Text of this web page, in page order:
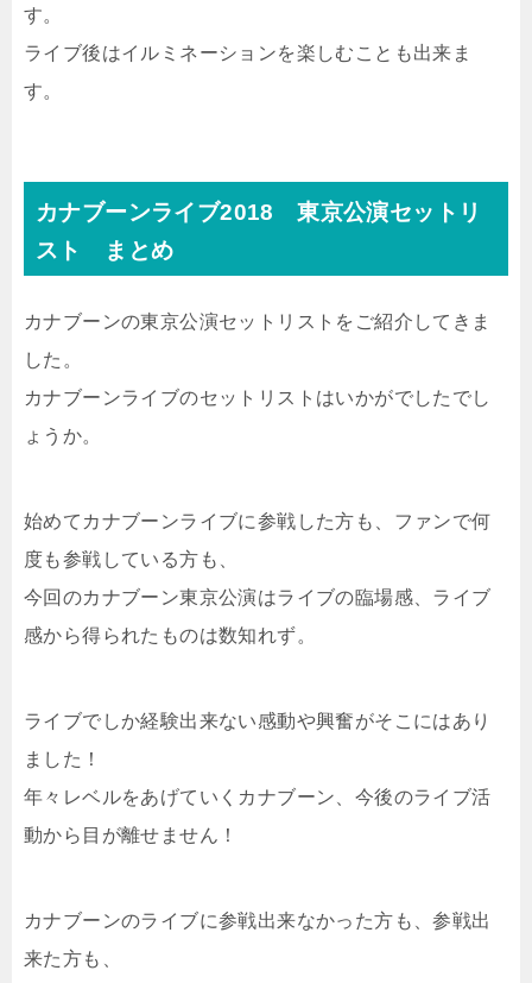
す。
ライブ後はイルミネーションを楽しむことも出来ま
す。
カナブーンライブ2018 東京公演セットリ
スト まとめ
カナブーンの東京公演セットリストをご紹介してきま
した。
カナブーンライブのセットリストはいかがでしたでし
ょうか。
始めてカナブーンライブに参戦した方も、ファンで何
度も参戦している方も、
今回のカナブーン東京公演はライブの臨場感、ライブ
感から得られたものは数知れず。
ライブでしか経験出来ない感動や興奮がそこにはあり
ました！
年々レベルをあげていくカナブーン、今後のライブ活
動から目が離せません！
カナブーンのライブに参戦出来なかった方も、参戦出
来た方も、